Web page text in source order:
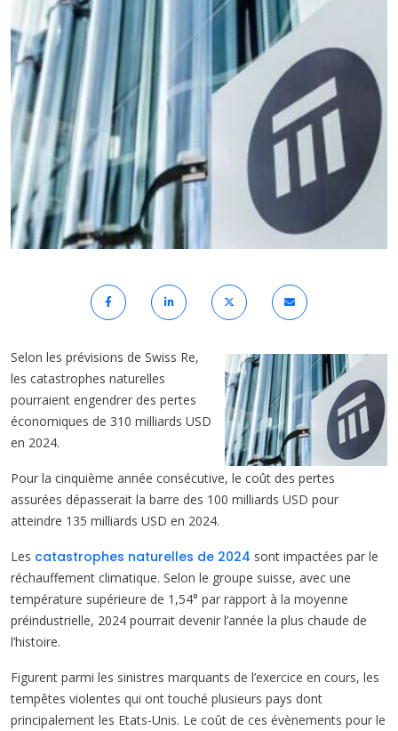
Selon les prévisions de Swiss Re,
les catastrophes naturelles
pourraient engendrer des pertes
économiques de 310 milliards USD
en 2024.
Pour la cinquième année consécutive, le coût des pertes
assurées dépasserait la barre des 100 milliards USD pour
atteindre 135 milliards USD en 2024.
Les catastrophes naturelles de 2024 sont impactées par le
réchauffement climatique. Selon le groupe suisse, avec une
température supérieure de 1,54° par rapport à la moyenne
préindustrielle, 2024 pourrait devenir l’année la plus chaude de
l’histoire.
Figurent parmi les sinistres marquants de l’exercice en cours, les
tempêtes violentes qui ont touché plusieurs pays dont
principalement les Etats-Unis. Le coût de ces évènements pour le